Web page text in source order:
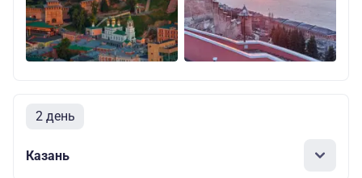
2 день
Казань